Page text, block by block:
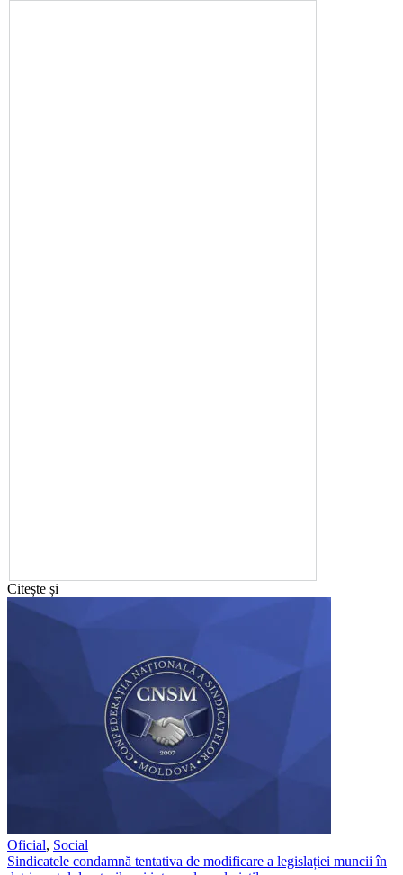
Citește și
Oficial, Social
Sindicatele condamnă tentativa de modificare a legislației muncii în